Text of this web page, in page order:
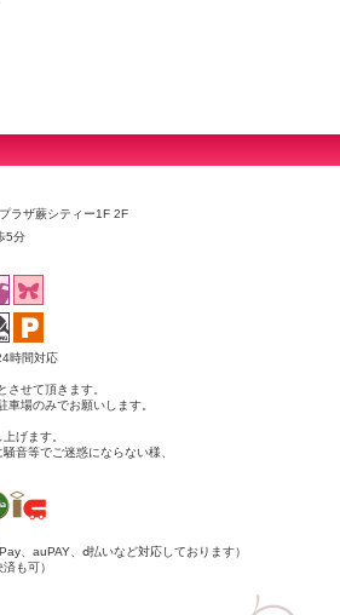
ラザ蕨シティー1F 2F
5分
時間対応
せて頂きます。
場のみでお願いします。
げます。
音等でご迷惑にならない様、
、auPAY、ⅾ払いなど対応しております）
も可）